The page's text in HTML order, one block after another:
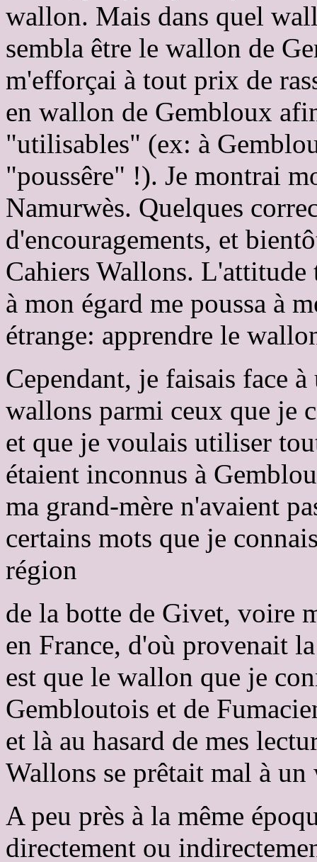
wallon. Mais dans quel
sembla être le wallon de
m'efforçai à tout prix de
en wallon de Gembloux
"utilisables" (ex: à
"poussêre" !). Je montrai
Namurwès. Quelques
d'encouragements, et
Cahiers Wallons. L'attitude
à mon égard me poussa à
étrange: apprendre le
Cependant, je faisais face
wallons parmi ceux que je
et que je voulais utiliser
étaient inconnus à
ma grand-mère n'avaient
certains mots que je
région
de la botte de Givet, voire
en France, d'où provenait
est que le wallon que je
Gembloutois et de
et là au hasard de mes
Wallons se prêtait mal à
A peu près à la même
directement ou